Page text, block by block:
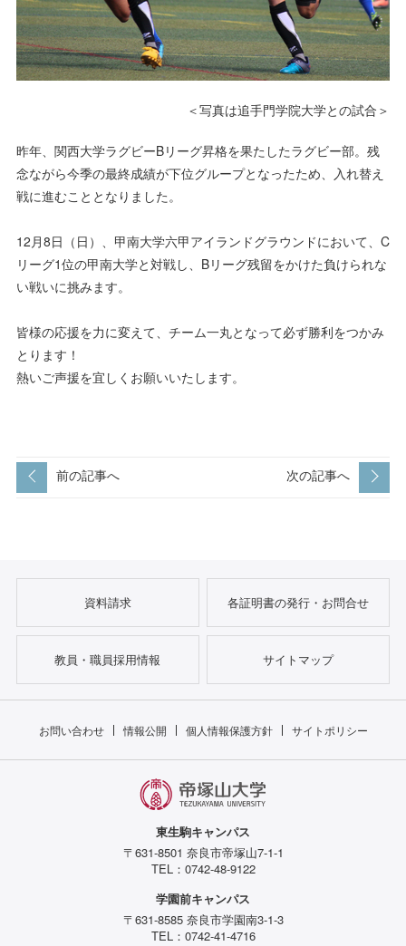
＜写真は追手門学院大学との試合＞
昨年、関西大学ラグビーBリーグ昇格を果たしたラグビー部。残
念ながら今季の最終成績が下位グループとなったため、入れ替え
戦に進むこととなりました。
12月8日（日）、甲南大学六甲アイランドグラウンドにおいて、C
リーグ1位の甲南大学と対戦し、Bリーグ残留をかけた負けられな
い戦いに挑みます。
皆様の応援を力に変えて、チーム一丸となって必ず勝利をつかみ
とります！
熱いご声援を宜しくお願いいたします。
前の記事へ 次の記事へ
資料請求 各証明書の発行・お問合せ
教員・職員採用情報 サイトマップ
お問い合わせ 情報公開 個人情報保護方針 サイトポリシー
東生駒キャンパス
〒631-8501 奈良市帝塚山7-1-1
TEL：0742-48-9122
学園前キャンパス
〒631-8585 奈良市学園南3-1-3
TEL：0742-41-4716